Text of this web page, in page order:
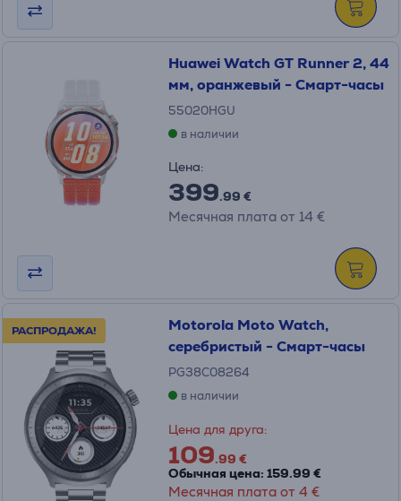
Huawei Watch GT Runner 2, 44
мм, оранжевый - Смарт-часы
55020HGU
в наличии
Цена:
399.99 €
Месячная плата от 14 €
РАСПРОДАЖА!
Motorola Moto Watch,
серебристый - Смарт-часы
PG38C08264
в наличии
Цена для друга:
109.99 €
Обычная цена: 159.99 €
Месячная плата от 4 €